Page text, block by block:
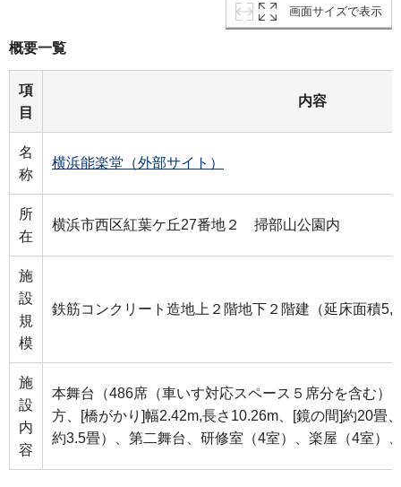
画面サイズで表示
概要一覧
項
目
内容
名
称
横浜能楽堂（外部サイト）
所
在
横浜市西区紅葉ケ丘27番地２ 掃部山公園内
施
設
規
模
鉄筋コンクリート造地上２階地下２階建（延床面積
施
設
内
容
本舞台（486席（車いす対応スペース５席分を含む）
方、[橋がかり]幅2.42m,長さ10.26m、[鏡の間]約20畳
約3.5畳）、第二舞台、研修室（4室）、楽屋（4室）